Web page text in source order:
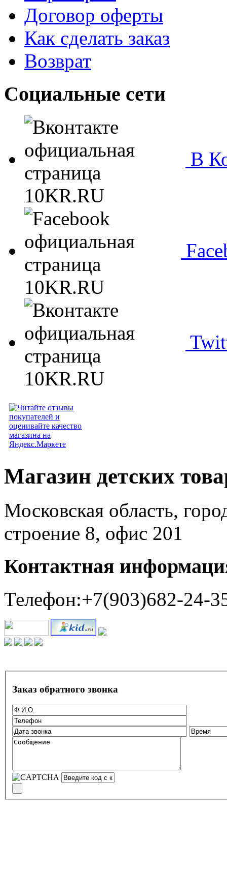
Договор оферты
Как сделать заказ
Возврат
Социальные сети
В
Магазин детских
Московская область,
строение 8, офис 201
Контактная
Телефон:+7(903)682-24-
Заказ обратного звонка